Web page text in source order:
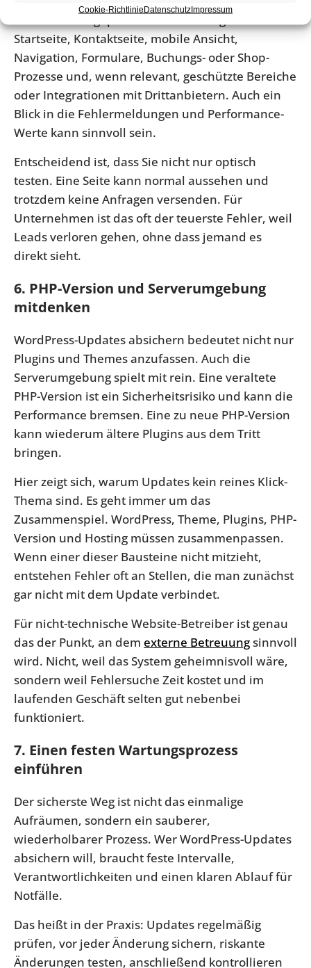
Cookie-RichtlinieDatenschutzImpressum
Startseite, Kontaktseite, mobile Ansicht,
Navigation, Formulare, Buchungs- oder Shop-
Prozesse und, wenn relevant, geschützte Bereiche
oder Integrationen mit Drittanbietern. Auch ein
Blick in die Fehlermeldungen und Performance-
Werte kann sinnvoll sein.
Entscheidend ist, dass Sie nicht nur optisch
testen. Eine Seite kann normal aussehen und
trotzdem keine Anfragen versenden. Für
Unternehmen ist das oft der teuerste Fehler, weil
Leads verloren gehen, ohne dass jemand es
direkt sieht.
6. PHP-Version und Serverumgebung
mitdenken
WordPress-Updates absichern bedeutet nicht nur
Plugins und Themes anzufassen. Auch die
Serverumgebung spielt mit rein. Eine veraltete
PHP-Version ist ein Sicherheitsrisiko und kann die
Performance bremsen. Eine zu neue PHP-Version
kann wiederum ältere Plugins aus dem Tritt
bringen.
Hier zeigt sich, warum Updates kein reines Klick-
Thema sind. Es geht immer um das
Zusammenspiel. WordPress, Theme, Plugins, PHP-
Version und Hosting müssen zusammenpassen.
Wenn einer dieser Bausteine nicht mitzieht,
entstehen Fehler oft an Stellen, die man zunächst
gar nicht mit dem Update verbindet.
Für nicht-technische Website-Betreiber ist genau
das der Punkt, an dem externe Betreuungsinnvoll
wird. Nicht, weil das System geheimnisvoll wäre,
sondern weil Fehlersuche Zeit kostet und im
laufenden Geschäft selten gut nebenbei
funktioniert.
7. Einen festen Wartungsprozess
einführen
Der sicherste Weg ist nicht das einmalige
Aufräumen, sondern ein sauberer,
wiederholbarer Prozess. Wer WordPress-Updates
absichern will, braucht feste Intervalle,
Verantwortlichkeiten und einen klaren Ablauf für
Notfälle.
Das heißt in der Praxis: Updates regelmäßig
prüfen, vor jeder Änderung sichern, riskante
Änderungen testen, anschließend kontrollieren